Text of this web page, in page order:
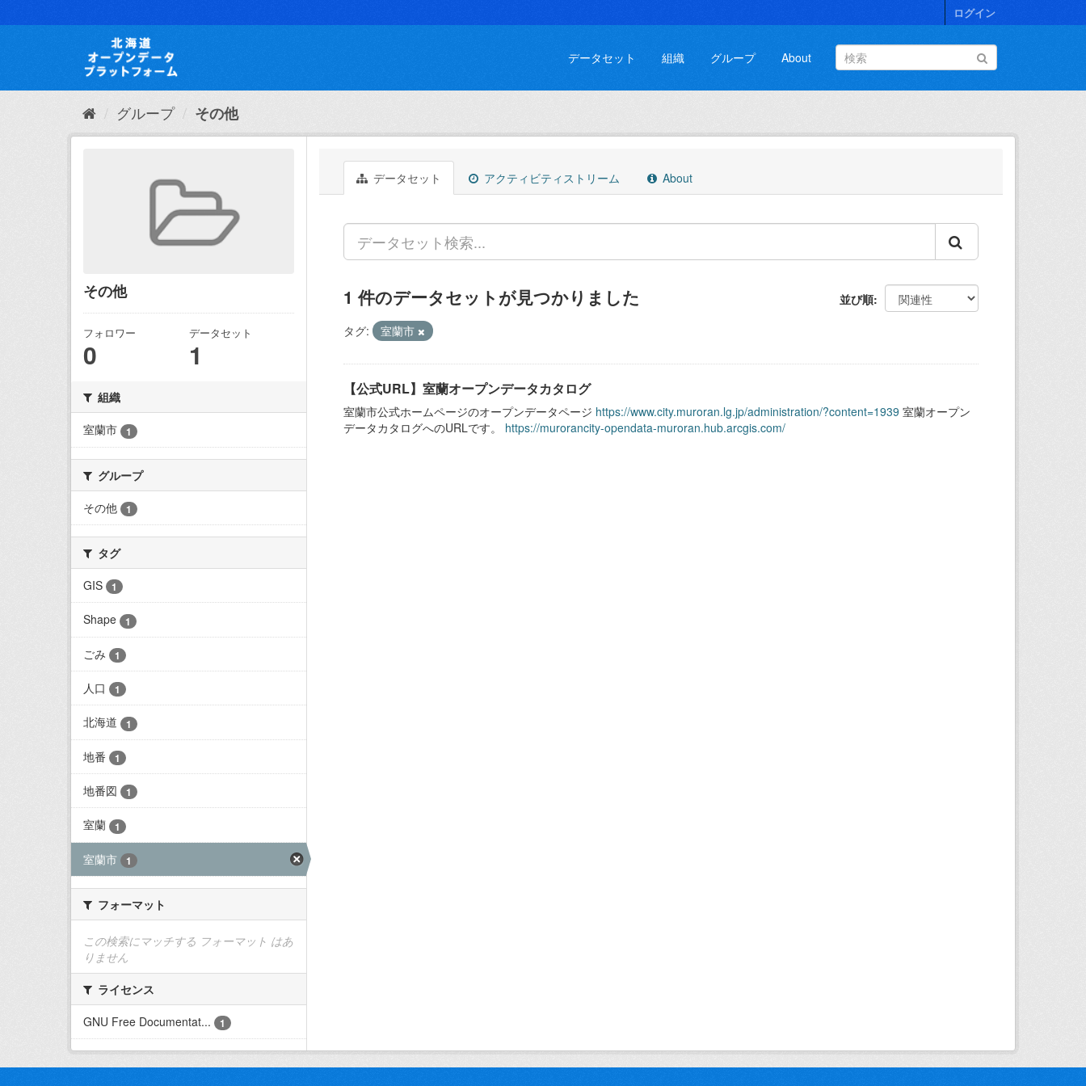
キ
て
ログイン
データセット 組織 グループ About
グループ その他
その他
フォロワー
0
データセット
1
組織
室蘭市
1
グループ
その他
1
タグ
GIS
1
Shape 1
ごみ 1
人口 1
北海道 1
地番 1
地番図 1
室蘭 1
室蘭市 1
フォーマット
この検索にマッチする フォーマット はあ
りません
ライセンス
GNU Free Documentat...
1
データセット アクティビティストリーム About
並び順
1 件のデータセットが見つかりました
タグ: 室蘭市
【公式URL】室蘭オープンデータカタログ
室蘭市公式ホームページのオープンデータページ https://www.city.muroran.lg.jp/administration/?content=1939 室蘭オープン
データカタログへのURLです。 https://murorancity-opendata-muroran.hub.arcgis.com/